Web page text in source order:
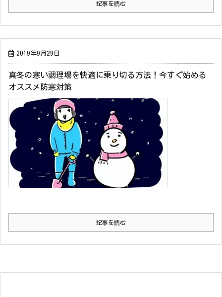
記事を読む
2019年9月29日
真冬の寒い調理場を快適に乗り切る方法！今すぐ始める
オススメ防寒対策
記事を読む